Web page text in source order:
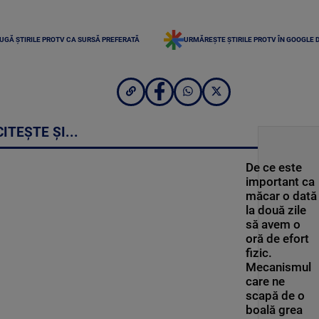
ȘTIRILE PROTV CA SURSĂ PREFERATĂ URMĂREȘTE ȘTIRILE PROTV ÎN GOOGLE
ȘI...
De ce este
important ca
măcar o dată
la două zile
să avem o
oră de efort
fizic.
Mecanismul
care ne
scapă de o
boală grea